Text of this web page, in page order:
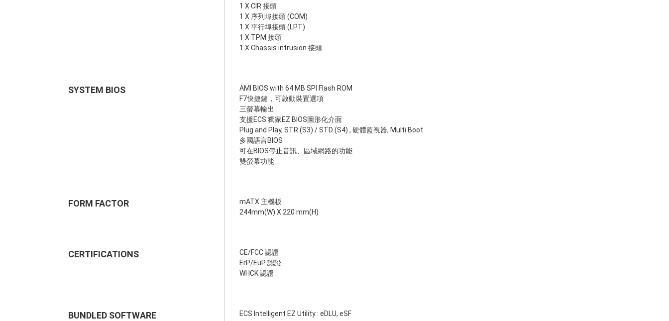
1 X CIR 接頭
1 X 序列埠接頭 (COM)
1 X 平行埠接頭 (LPT)
1 X TPM 接頭
1 X Chassis intrusion 接頭
SYSTEM BIOS
AMI BIOS with 64 MB SPI Flash ROM
F7快捷鍵，可啟動裝置選項
三螢幕輸出
支援ECS 獨家EZ BIOS圖形化介面
Plug and Play, STR (S3) / STD (S4) , 硬體監視器, Multi Boot
多國語言BIOS
可在BIOS停止音訊、區域網路的功能
雙螢幕功能
FORM FACTOR
mATX 主機板
244mm(W) X 220 mm(H)
CERTIFICATIONS
CE/FCC 認證
ErP/EuP 認證
WHCK 認證
BUNDLED SOFTWARE ECS Intelligent EZ Utility : eDLU, eSF